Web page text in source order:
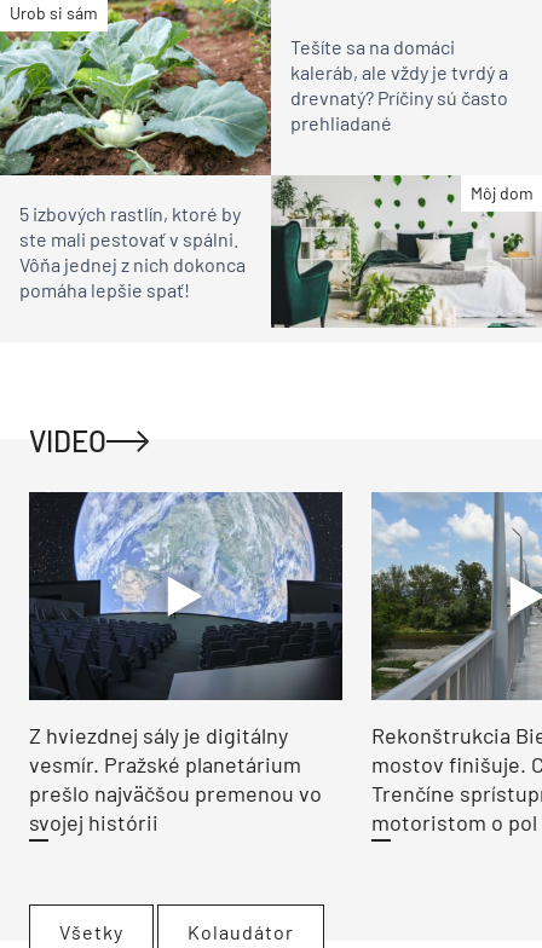
Urob si sám
Tešíte sa na domáci
kaleráb, ale vždy je tvrdý a
drevnatý? Príčiny sú často
prehliadané
Môj dom
5 izbových rastlín, ktoré by
ste mali pestovať v spálni.
Vôňa jednej z nich dokonca
pomáha lepšie spať!
VIDEO
Z hviezdnej sály je digitálny
vesmír. Pražské planetárium
prešlo najväčšou premenou vo
svojej histórii
Rekonštrukcia
mostov finišuje.
Trenčíne
motoristom o pol
Všetky Kolaudátor